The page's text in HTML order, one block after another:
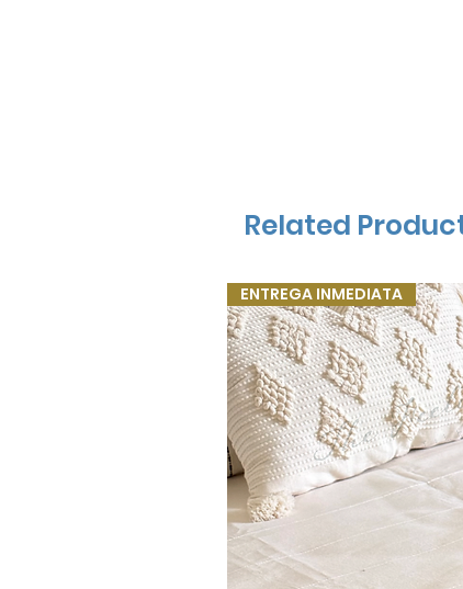
Related
ENTREGA INMEDIATA